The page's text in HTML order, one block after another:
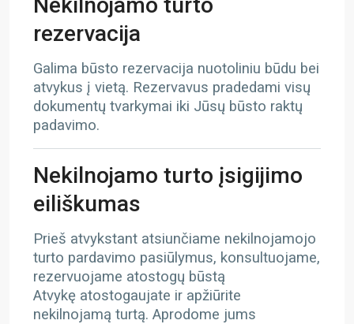
rezervacija
Galima būsto rezervacija nuotoliniu būdu bei
atvykus į vietą. Rezervavus pradedami visų
dokumentų tvarkymai iki Jūsų būsto raktų
padavimo.
Nekilnojamo turto įsigijimo
eiliškumas
Prieš atvykstant atsiunčiame nekilnojamojo
turto pardavimo pasiūlymus, konsultuojame,
rezervuojame atostogų būstą
Atvykę atostogaujate ir apžiūrite
nekilnojamą turtą. Aprodome jums